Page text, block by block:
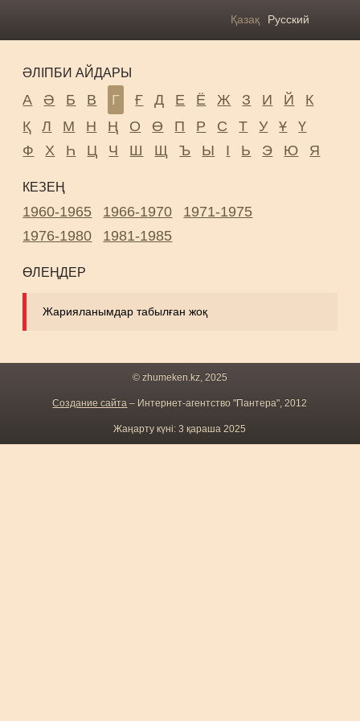
Қазақ Русский
ӘЛІПБИ АЙДАРЫ
А Ә Б В Г Ғ Д Е Ё Ж З И Й
К
Қ
Л М Н Ң О Ө П Р С Т У Ұ
Ү
Ф
Х Һ Ц Ч Ш Щ Ъ Ы І Ь Э Ю Я
КЕЗЕҢ
1960-1965 1966-1970
1971-1975
1976-1980
1981-1985
ӨЛЕҢДЕР
Жарияланымдар табылған жоқ
© zhumeken.kz, 2025
Создание сайта – Интернет-агентство "Пантера", 2012
Жаңарту күні: 3 қараша 2025